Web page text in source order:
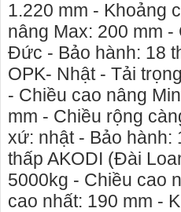
1.220 mm - Khoảng
nâng Max: 200 mm
Đức - Bảo hành: 18
OPK- Nhật - Tải
- Chiều cao nâng
mm - Chiều rộng
xứ: nhật - Bảo hành:
thấp AKODI (Đài
5000kg - Chiều cao
cao nhất: 190 mm -